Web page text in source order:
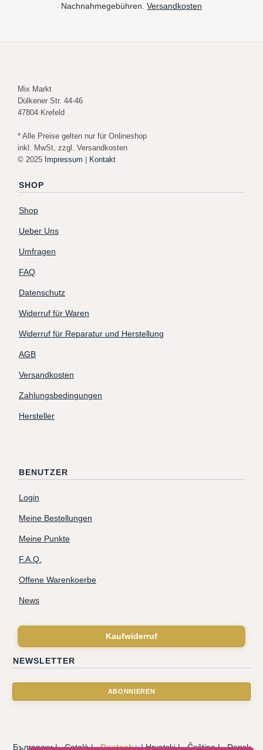
Nachnahmegebühren. Versandkosten
Mix Markt
Dülkener Str. 44-46
47804 Krefeld
* Alle Preise gelten nur für Onlineshop
inkl. MwSt, zzgl. Versandkosten
© 2025 Impressum | Kontakt
SHOP
Shop
Ueber Uns
Umfragen
FAQ
Datenschutz
Widerruf für Waren
Widerruf für Reparatur und Herstellung
AGB
Versandkosten
Zahlungsbedingungen
Hersteller
BENUTZER
Login
Meine Bestellungen
Meine Punkte
F.A.Q.
Offene Warenkoerbe
News
Kaufwiderruf
NEWSLETTER
Български|Català|Deutsche|Hrvatski|Čeština|Dansk